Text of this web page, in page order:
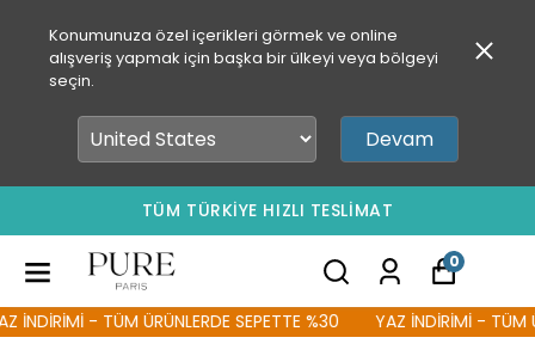
Konumunuza özel içerikleri görmek ve online
alışveriş yapmak için başka bir ülkeyi veya bölgeyi
seçin.
Devam
TÜM TÜRKİYE HIZLI TESLİMAT
0
- TÜM ÜRÜNLERDE SEPETTE %30 YAZ İNDİRİMİ - TÜM